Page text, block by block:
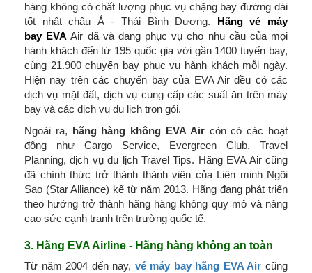
hàng không có chất lượng phục vụ chặng bay đường dài
tốt nhất châu Á - Thái Bình Dương. Hãng vé máy
bay EVA Air đã và đang phục vụ cho nhu cầu của mọi
hành khách đến từ 195 quốc gia với gần 1400 tuyến bay,
cùng 21.900 chuyến bay phục vụ hành khách mỗi ngày.
Hiện nay trên các chuyến bay của EVA Air đều có các
dịch vụ mặt đất, dịch vụ cung cấp các suất ăn trên máy
bay và các dịch vụ du lịch trọn gói.
Ngoài ra, hãng hàng không EVA Aircòn có các hoạt
động như Cargo Service, Evergreen Club, Travel
Planning, dịch vụ du lịch Travel Tips. Hãng EVA Air cũng
đã chính thức trở thành thành viên của Liên minh Ngôi
Sao (Star Alliance) kể từ năm 2013. Hãng đang phát triển
theo hướng trở thành hãng hàng không quy mô và nâng
cao sức cạnh tranh trên trường quốc tế.
3. Hãng EVA Airline - Hãng hàng không an toàn
Từ năm 2004 đến nay, vé máy bay hãng EVA Air cũng